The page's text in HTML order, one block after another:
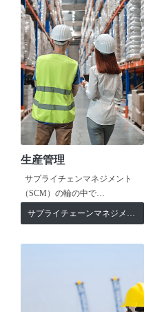
生産管理
サプライチェンマネジメント
（SCM）の輪の中で…
サプライチェーンマネジメント